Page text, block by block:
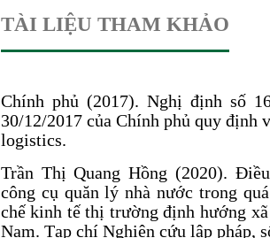
TÀI LIỆU THAM KHẢO
Chính phủ (2017). Nghị định số
30/12/2017 của Chính phủ quy định
logistics.
Trần Thị Quang Hồng (2020).
công cụ quăn lý nhà nước trong
chế kinh tế thị trường định hướng
Nam. Tạp chí Nghiên cứu lập pháp,